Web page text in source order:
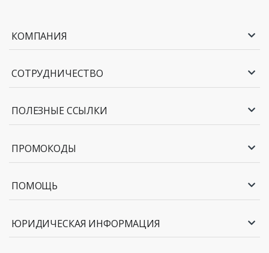
КОМПАНИЯ
СОТРУДНИЧЕСТВО
ПОЛЕЗНЫЕ ССЫЛКИ
ПРОМОКОДЫ
ПОМОЩЬ
ЮРИДИЧЕСКАЯ ИНФОРМАЦИЯ